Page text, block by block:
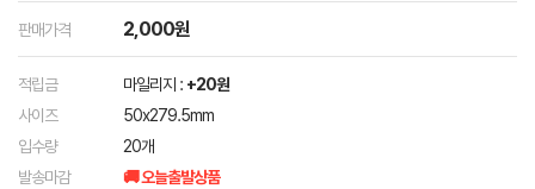
판매가격 2,000원
적립금 마일리지 : +20원
사이즈
50x279.5mm
입수량
20개
발송마감
🚚 오늘출발상품